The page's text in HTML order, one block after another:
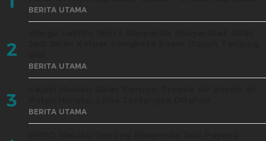
BERITA UTAMA
2
BERITA UTAMA
3 BERITA UTAMA